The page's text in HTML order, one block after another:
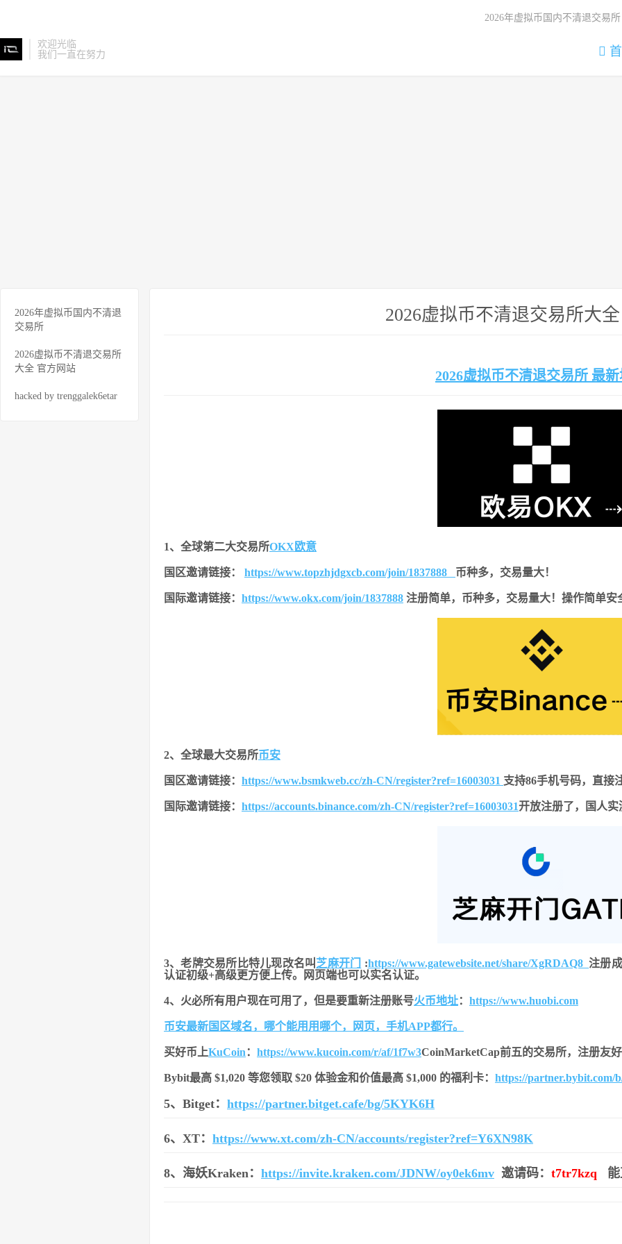
欢迎光临
我们一直在努力
2026年虚拟币国内不清退交易所
2026年虚拟币国内不清退
交易所
2026虚拟币不清退交易所
大全 官方网站
hacked by trenggalek6etar
2026虚拟币不清退交易所大
2026虚拟币不清退交易所 最
1、全球第二大交易所OKX欧意
国区邀请链接： https://www.topzhjdgxcb.com/join/1837888 币种多，交易量大！
国际邀请链接： https://www.okx.com/join/1837888 注册简单， 币种多，交易量大！操作简单安
2、全球最大交易所币安
国区邀请链接： https://www.bsmkweb.cc/zh-CN/register?ref=16003031 支持86手机号码，直接
国际邀请链接： https://accounts.binance.com/zh-CN/register?ref=16003031开放注册了，国人实
3、老牌交易所比特儿现改名叫 芝麻开门 :https://www.gatewebsite.net/share/XgRDAQ8注册
认证初级+高级更方便上传。网页端也可以实名认证。
4、火必所有用户现在可用了，但是要重新注册账号火币地址： https://www.huobi.com
币安最新国区域名，哪个能用用哪个，网页，手机APP都行。
买好币上KuCoin ： https://www.kucoin.com/r/af/1f7w3CoinMarketCap前五的交易所，注册友好
Bybit最高 $1,020 等您领取 $20 体验金和价值最高 $1,000 的福利卡： https://partner.bybit.com/
5、Bitget： https://partner.bitget.cafe/bg/5KYK6H
6、XT： https://www.xt.com/zh-CN/accounts/register?ref=Y6XN98K
8、海妖Kraken： https://invite.kraken.com/JDNW/oy0ek6mv 邀请码： t7tr7kzq 能